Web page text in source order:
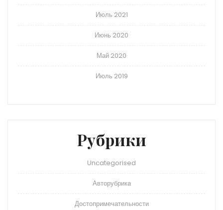
Июль 2021
Июнь 2020
Май 2020
Июль 2019
Рубрики
Uncategorised
Авторубрика
Достопримечательности